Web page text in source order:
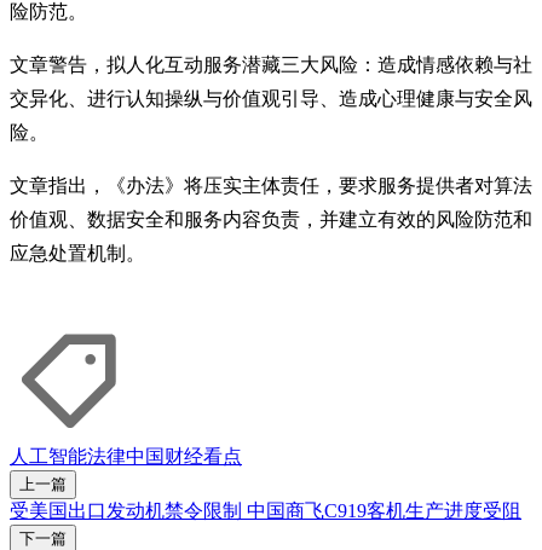
险防范。
文章警告，拟人化互动服务潜藏三大风险：造成情感依赖与社
交异化、进行认知操纵与价值观引导、造成心理健康与安全风
险。
文章指出，《办法》将压实主体责任，要求服务提供者对算法
价值观、数据安全和服务内容负责，并建立有效的风险防范和
应急处置机制。
人工智能法律中国财经看点
上一篇
受美国出口发动机禁令限制 中国商飞C919客机生产进度受阻
下一篇